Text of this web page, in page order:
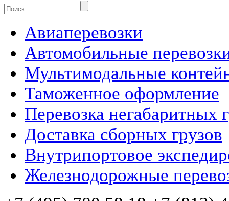
Авиаперевозки
Автомобильные
Мультимодальные
Таможенное оформление
Перевозка негабаритных
Доставка сборных грузов
Внутрипортовое
Железнодорожные